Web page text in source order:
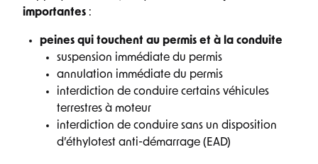
importantes :
peines qui touchent au permis et à la conduite
suspension immédiate du permis
annulation immédiate du permis
interdiction de conduire certains véhicules
terrestres à moteur
interdiction de conduire sans un disposition
d’éthylotest anti-démarrage (EAD)